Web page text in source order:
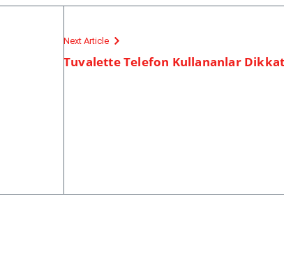
Next Article
Tuvalette Telefon Kullananlar